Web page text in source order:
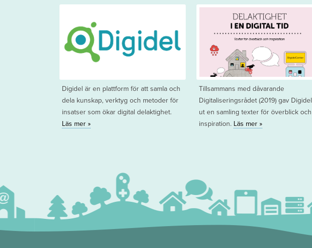
Digidel är en plattform för att samla och
dela kunskap, verktyg och metoder för
insatser som ökar digital delaktighet.
Läs mer »
Tillsammans med dåvarande
Digitaliseringsrådet (2019) gav Digidel
ut en samling texter för överblick och
inspiration. Läs mer »